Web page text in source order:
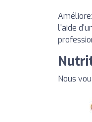
l'aide
Nous